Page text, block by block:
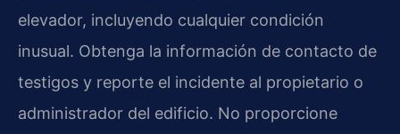
elevador, incluyendo cualquier condición
inusual. Obtenga la información de contacto de
testigos y reporte el incidente al propietario o
administrador del edificio. No proporcione